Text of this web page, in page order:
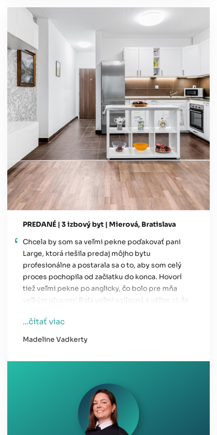
PREDANÉ | 3 izbový byt | Mierová, Bratislava
Chcela by som sa veľmi pekne poďakovať pani
Large, ktorá riešila predaj môjho bytu
profesionálne a postarala sa o to, aby som celý
proces pochopila od začiatku do konca. Hovorí
tiež veľmi pekne po anglicky, čo bolo pre mňa
veľkým plusom! Bola veľmi usilovná a vážim si, že
budúcnosti kupovať alebo predávať
nehnuteľnosť, rada s ňou opäť budem
...čítať viac
Madeline Vadkerty